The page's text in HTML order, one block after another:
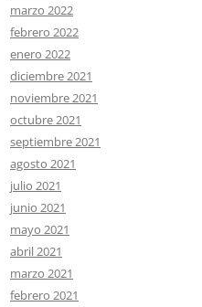
marzo 2022
febrero 2022
enero 2022
diciembre 2021
noviembre 2021
octubre 2021
septiembre 2021
agosto 2021
julio 2021
junio 2021
mayo 2021
abril 2021
marzo 2021
febrero 2021